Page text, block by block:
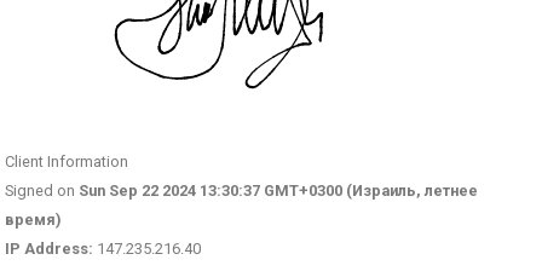
Client Information
Signed on Sun Sep 22 2024 13:30:37 GMT+0300 (Израиль, летнее
время)
IP Address: 147.235.216.40